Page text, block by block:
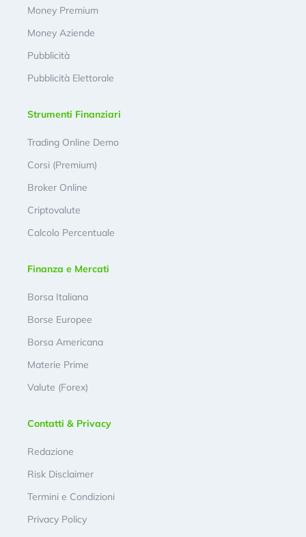
Money Premium
Money Aziende
Pubblicità
Pubblicità Elettorale
Strumenti Finanziari
Trading Online Demo
Corsi (Premium)
Broker Online
Criptovalute
Calcolo Percentuale
Finanza e Mercati
Borsa Italiana
Borse Europee
Borsa Americana
Materie Prime
Valute (Forex)
Contatti & Privacy
Redazione
Risk Disclaimer
Termini e Condizioni
Privacy Policy